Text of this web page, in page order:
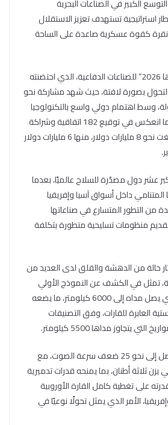
الكبير في الصناعات البحرية
استراتيجية تستهدف تعزيز الاستقلال
كقوة عسكرية صاعدة على الساحة
وقد كشف معرض “ساها 2026” للصناعات الدفاعية، الذي احتضنته
بصورة لافتة، حيث شهد مشاركة نحو
شركة من 120 دولة، وسط اهتمام دولي واسع بالتكنولوجيا
العسكرية التركية، وهو ما انعكس في توقيع 182 اتفاقية وشراكة
دفاعية بقيمة إجمالية بلغت نحو 8 مليارات دولار، منها 6 مليارات دولار
عشر دول مصدّرة للسلاح عالميًا، بعدما
داخل أسواق آسيا وإفريقيا
من التطور المتسارع في صناعاتها
منظومات تسليحية متطورة بتكلفة
حالة من الدهشة والقلق لدى العديد من
تمثل في الكشف عن النموذج الأولي
لصاروخ “يلدريم خان”، الذي يصل مداه إلى 6000 كيلومتر، ما يضعه
العابرة للقارات، وفق التصنيفات
يتجاوز مداها 5500 كيلومتر.
ويتميز الصاروخ بسرعة تصل إلى نحو 25 ضعف سرعة الصوت، مع
ثلاثة أطنان، بما يمنحه قدرات تدميرية
على تغطية كامل القارة الأوروبية
الأمر الذي يمثل تحولًا نوعيًا في